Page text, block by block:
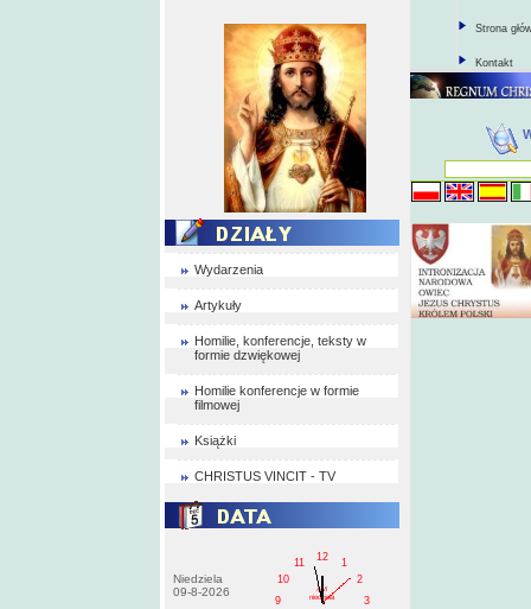
Wydarzenia
Artykuły
Homilie, konferencje, teksty w
formie dzwiękowej
Homilie konferencje w formie
filmowej
Książki
CHRISTUS VINCIT - TV
Niedziela
09-8-2026
1
2
3
9
10
11
12
AM
niedziela
Strona
Kontakt